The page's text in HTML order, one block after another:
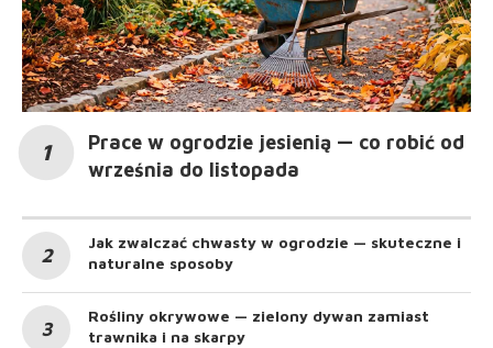
Prace w ogrodzie jesienią — co robić od
września do listopada
Jak zwalczać chwasty w ogrodzie — skuteczne i
naturalne sposoby
Rośliny okrywowe — zielony dywan zamiast
trawnika i na skarpy